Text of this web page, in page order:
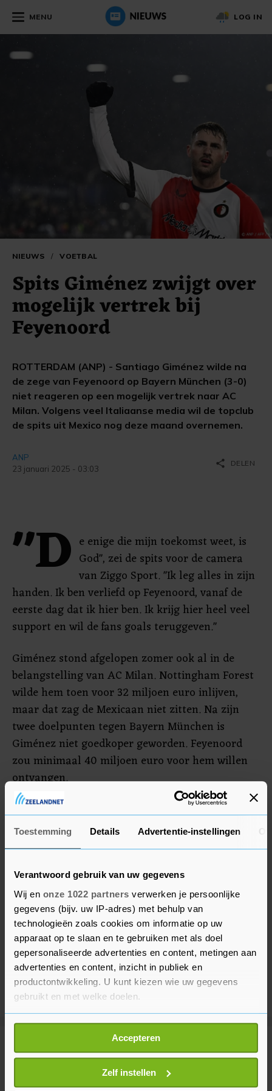
Toestemming Details Advertentie-instellingen
Verantwoord gebruik van uw gegevens
Wij en onze 1022 partners verwerken je persoonlijke
gegevens (bijv. uw IP-adres) met behulp van
technologieën zoals cookies om informatie op uw
apparaat op te slaan en te gebruiken met als doel
gepersonaliseerde advertenties en content, metingen aan
advertenties en content, inzicht in publiek en
productontwikkeling. U kunt kiezen wie uw gegevens
gebruikt en met welke doelen.
Als u het toestaat, willen we ook graag:
Informatie verzamelen over uw geografische
locatie, die tot een paar meter nauwkeurig kan zijn
Uw apparaat identificeren door het actief te
scannen op specifieke eigenschappen (fingerprinting)
Accepteren
Zelf instellen
MENU LOG IN
NIEUWS / VOETBAL
Spits Giménez zwijgt over
mogelijk vertrek bij
Feyenoord
ROTTERDAM (ANP) - Santiago Giménez wilde na
de zege van Feyenoord op Bayern München (3-0)
niet reageren op een mogelijk vertrek naar AC
Milan. Volgens veel Italiaanse media wil de topclub
de spits uit Mexico nog deze maand overnemen.
ANP
23 januari 2025 - 03:03
share DELEN
"D e enige die mijn toekomst weet, is
God", zei de spits voor de camera
van Ziggo Sport. "Ik leg alles in zijn
handen. Ik ben verliefd op Feyenoord, vanaf de
eerste dag dat ik hier ben. Ik krijg hier heel veel
support en wil de fans goals teruggeven."
Giménez stond afgelopen zomer ook al in de
belangstelling van AC Milan. Nottingham Forest
wilde hem toen voor 32 miljoen euro inlijven,
maar dat zag de Mexicaan niet zitten. Na zijn
twee doelpunten tegen Bayern München is
Giménez niet goedkoper geworden. Feyenoord
zou minimaal 40 miljoen euro voor hem willen
ontvangen.
Meer uit Voetbal